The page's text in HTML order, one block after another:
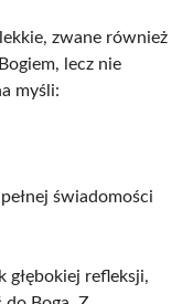
zwane również
lecz nie
myśli:
świadomości
głębokiej refleksji,